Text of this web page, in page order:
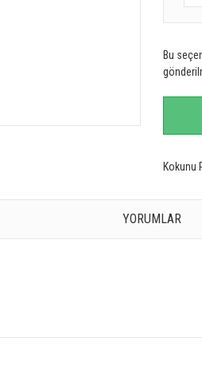
Bu
Kokunu
YORUMLAR